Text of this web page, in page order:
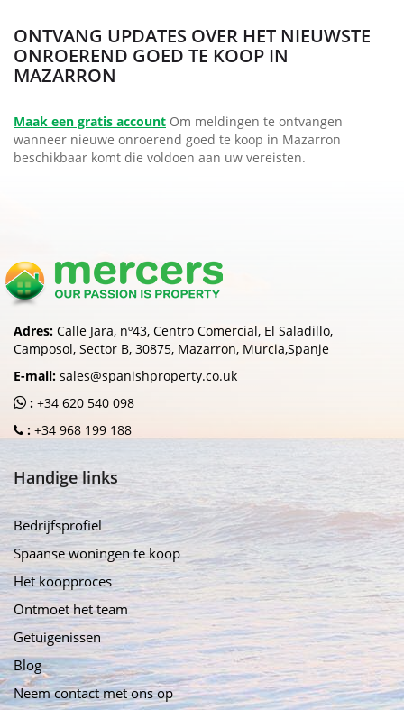
ONTVANG UPDATES OVER HET NIEUWSTE
ONROEREND GOED TE KOOP IN
MAZARRON
Maak een gratis account Om meldingen te ontvangen
wanneer nieuwe onroerend goed te koop in Mazarron
beschikbaar komt die voldoen aan uw vereisten.
Adres: Calle Jara, nº43, Centro Comercial, El Saladillo,
Camposol, Sector B, 30875, Mazarron, Murcia,Spanje
E-mail: sales@spanishproperty.co.uk
: +34 620 540 098
: +34 968 199 188
Handige links
Bedrijfsprofiel
Spaanse woningen te koop
Het koopproces
Ontmoet het team
Getuigenissen
Blog
Neem contact met ons op